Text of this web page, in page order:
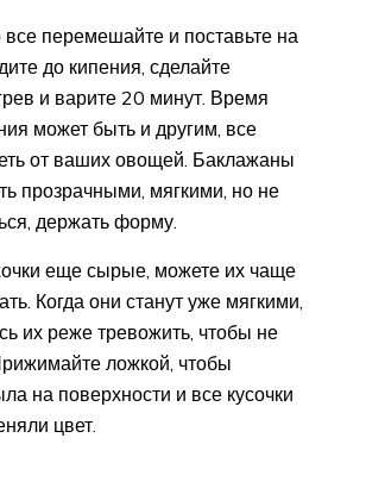
все перемешайте и поставьте на
до кипения, сделайте
и варите 20 минут. Время
может быть и другим, все
от ваших овощей. Баклажаны
прозрачными, мягкими, но не
держать форму.
еще сырые, можете их чаще
Когда они станут уже мягкими,
их реже тревожить, чтобы не
ложкой, чтобы
на поверхности и все кусочки
цвет.